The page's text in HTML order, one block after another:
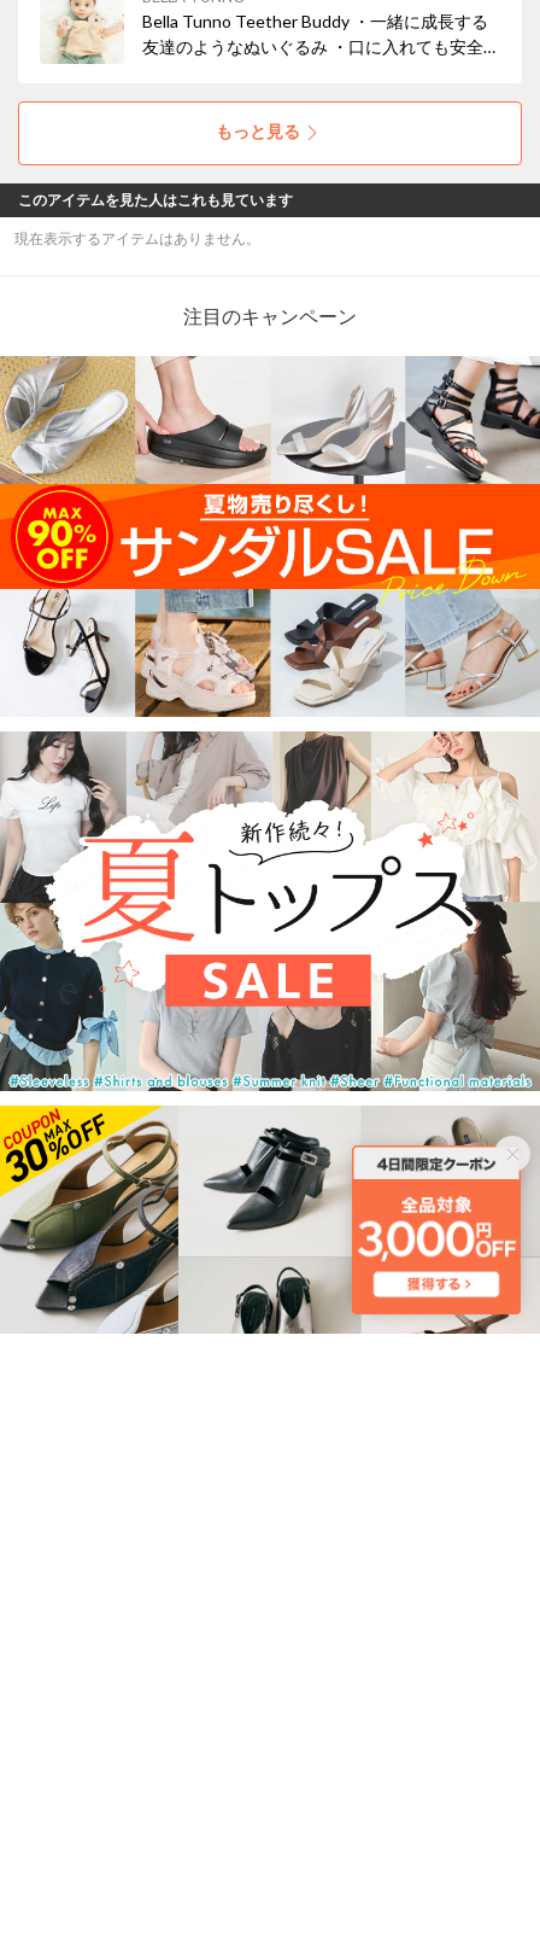
Bella Tunno Teether Buddy ・一緒に成長する
友達のようなぬいぐるみ ・口に入れても安全な
もっと見る
このアイテムを見た人はこれも見ています
現在表示するアイテムはありません。
注目のキャンペーン